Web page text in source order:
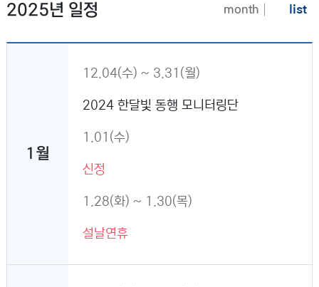
2025년 일정 month list
1월
12.04(수) ~ 3.31(월)
2024 한달빛 동행 모니터링단
1.01(수)
신정
1.28(화) ~ 1.30(목)
설날연휴